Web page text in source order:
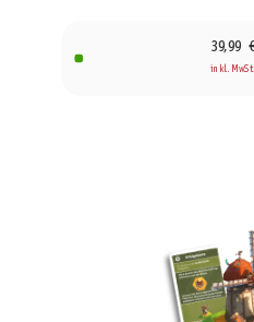
39,99
inkl. MwSt.